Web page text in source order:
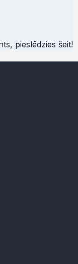
pieslēdzies šeit!